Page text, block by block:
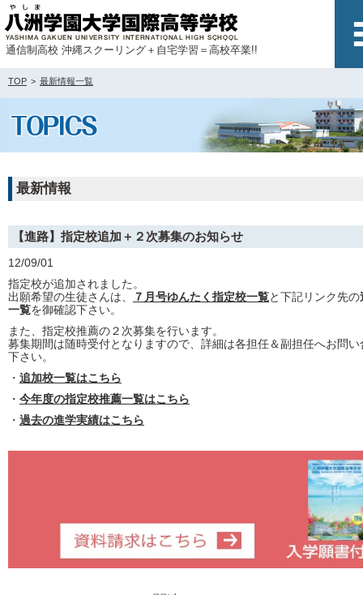
通信制高校 沖縄スクーリング＋自宅学習＝高校卒業!!
TOP 最新情報一覧
最新情報
【進路】指定校追加＋２次募集のお知らせ
12/09/01
指定校が追加されました。
出願希望の生徒さんは、
７月号ゆんたく指定校一覧と下記リンク先の
一覧を御確認下さい。
また、指定校推薦の２次募集を行います。
募集期間は随時受付となりますので、詳細は各担任＆副担任へお問い
下さい。
・ 追加校一覧はこちら
・ 今年度の指定校推薦一覧はこちら
・ 過去の進学実績はこちら